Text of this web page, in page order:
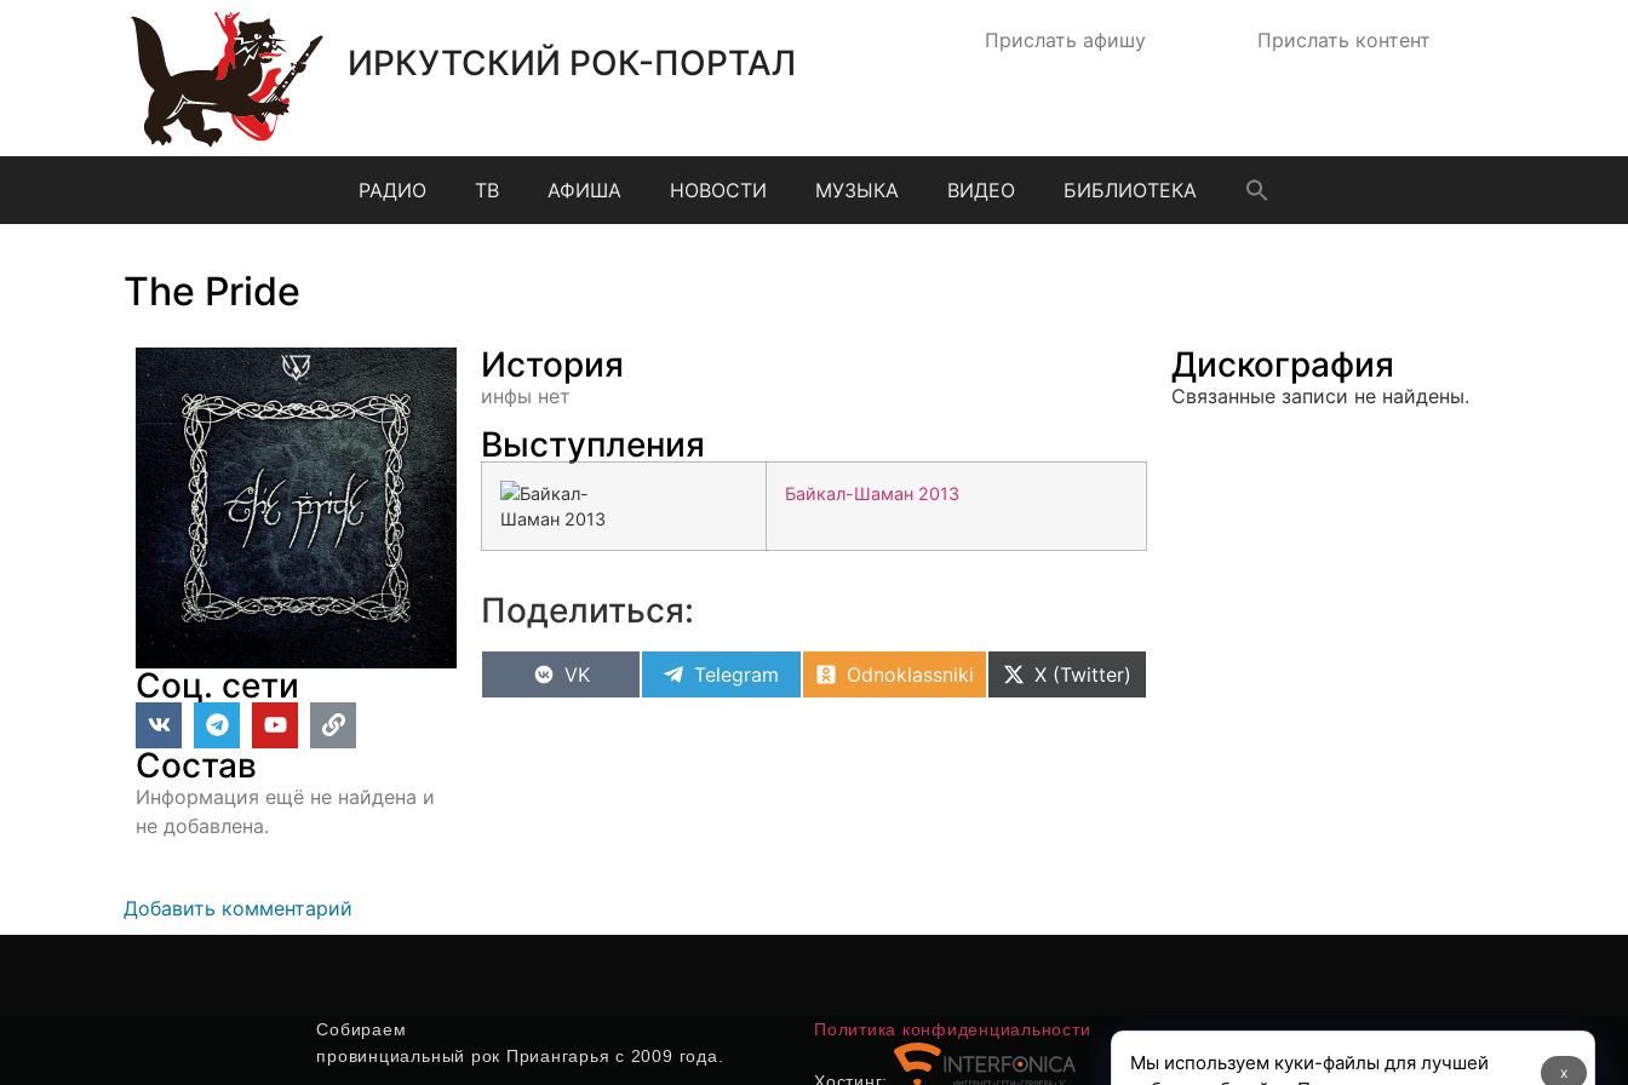
ИРКУТСКИЙ РОК-ПОРТАЛ
Прислать афишу Прислать контент
РАДИО ТВ АФИША НОВОСТИ МУЗЫКА ВИДЕО БИБЛИОТЕКА
The Pride
Соц. сети
Состав
Информация ещё не найдена и
не добавлена.
История
инфы нет
Выступления
Байкал-Шаман 2013
Поделиться:
VK Telegram Odnoklassniki X (Twitter)
Дискография
Связанные записи не найдены.
Добавить комментарий
Собираем
провинциальный рок Приангарья с 2009 года.
Политика конфиденциальности
x
Мы используем куки-файлы для лучшей